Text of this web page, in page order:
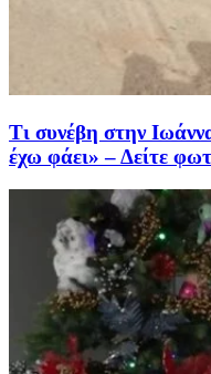
Τι συνέβη στην
έχω φάει» – Δείτε